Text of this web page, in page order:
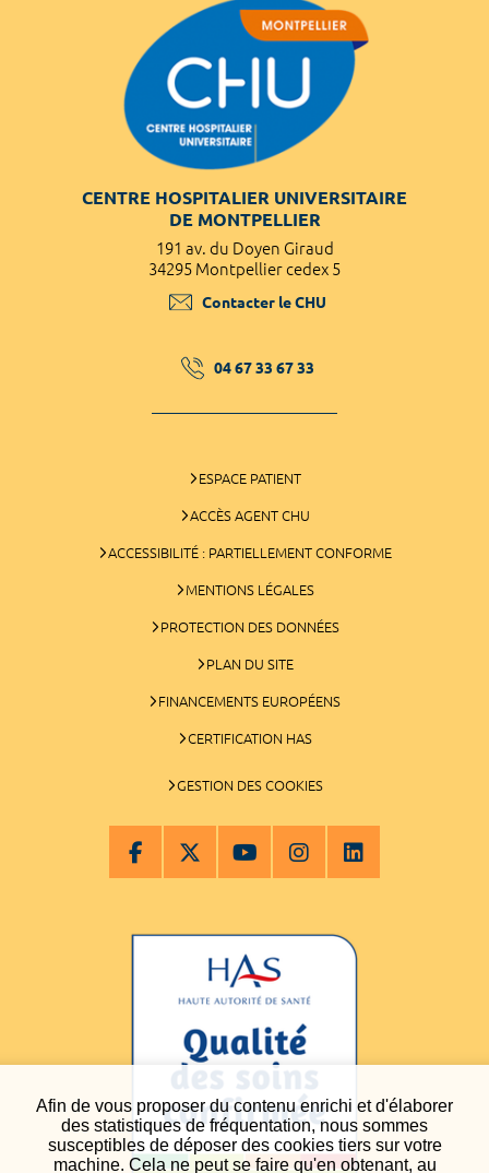
Afin de vous proposer du contenu enrichi et d'élaborer
des statistiques de fréquentation, nous sommes
susceptibles de déposer des cookies tiers sur votre
machine. Cela ne peut se faire qu'en obtenant, au
CENTRE HOSPITALIER UNIVERSITAIRE
DE MONTPELLIER
191 av. du Doyen Giraud
34295 Montpellier cedex 5
Contacter le CHU
04 67 33 67 33
ESPACE PATIENT
ACCÈS AGENT CHU
ACCESSIBILITÉ : PARTIELLEMENT CONFORME
MENTIONS LÉGALES
PROTECTION DES DONNÉES
PLAN DU SITE
FINANCEMENTS EUROPÉENS
CERTIFICATION HAS
GESTION DES COOKIES